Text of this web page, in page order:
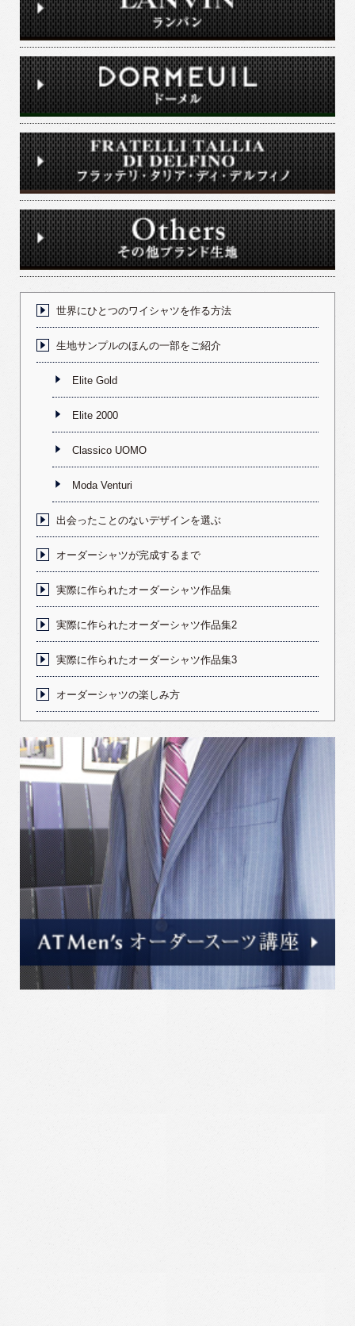
世界にひとつのワイシャツを作る方法
生地サンプルのほんの一部をご紹介
Elite Gold
Elite 2000
Classico UOMO
Moda Venturi
出会ったことのないデザインを選ぶ
オーダーシャツが完成するまで
実際に作られたオーダーシャツ作品集
実際に作られたオーダーシャツ作品集2
実際に作られたオーダーシャツ作品集3
オーダーシャツの楽しみ方